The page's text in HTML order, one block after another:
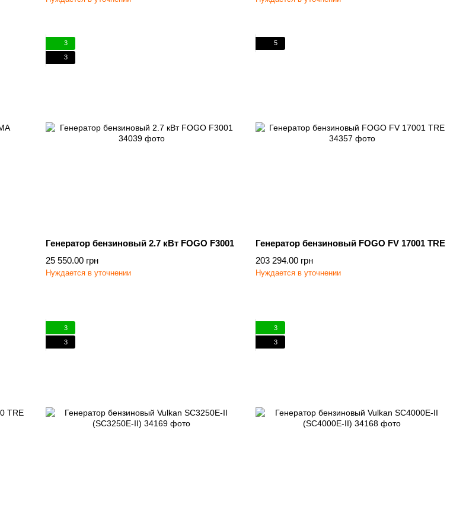
3
3
Генератор бензиновый 2.7 кВт FOGO F3001
25 550.00 грн
Нуждается в уточнении
5
Генератор бензиновый FOGO FV 17001 TRE
203 294.00 грн
Нуждается в уточнении
3
3
3
3